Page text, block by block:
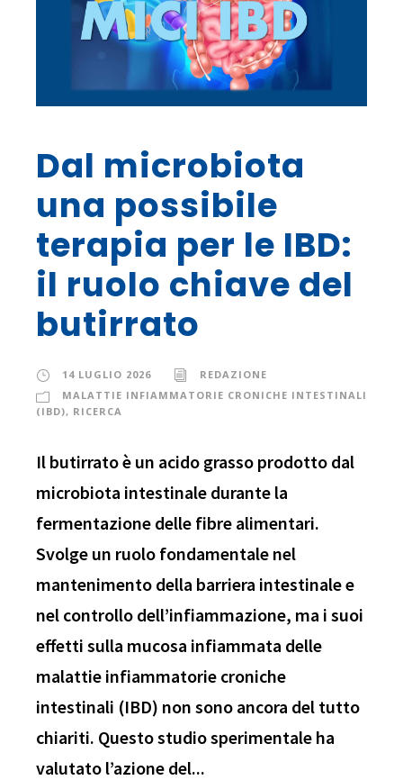
Dal microbiota
una possibile
terapia per le IBD:
il ruolo chiave del
butirrato
14 LUGLIO 2026
REDAZIONE
MALATTIE INFIAMMATORIE CRONICHE INTESTINALI
(IBD), RICERCA
Il butirrato è un acido grasso prodotto dal
microbiota intestinale durante la
fermentazione delle fibre alimentari.
Svolge un ruolo fondamentale nel
mantenimento della barriera intestinale e
nel controllo dell’infiammazione, ma i suoi
effetti sulla mucosa infiammata delle
malattie infiammatorie croniche
intestinali (IBD) non sono ancora del tutto
chiariti. Questo studio sperimentale ha
valutato l’azione del...